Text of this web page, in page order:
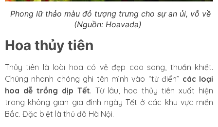
Phong lữ thảo màu đỏ tượng trưng cho sự an ủi, vỗ về
(Nguồn: Hoavada)
Hoa thủy tiên
Thủy tiên là loài hoa có vẻ đẹp cao sang, thuần khiết.
Chúng nhanh chóng ghi tên mình vào “từ điển” các loại
hoa dễ trồng dịp Tết. Từ lâu, hoa thủy tiên xuất hiện
trong không gian gia đình ngày Tết ở các khu vực miền
Bắc. Đặc biệt là thủ đô Hà Nội.